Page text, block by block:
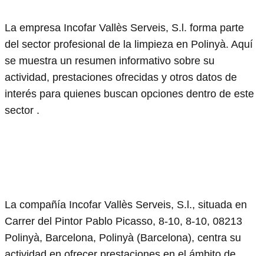
La empresa Incofar Vallès Serveis, S.l. forma parte
del sector profesional de la limpieza en Polinyà. Aquí
se muestra un resumen informativo sobre su
actividad, prestaciones ofrecidas y otros datos de
interés para quienes buscan opciones dentro de este
sector .
La compañía Incofar Vallès Serveis, S.l., situada en
Carrer del Pintor Pablo Picasso, 8-10, 8-10, 08213
Polinyà, Barcelona, Polinyà (Barcelona), centra su